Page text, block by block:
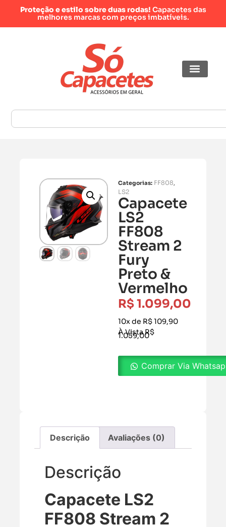
Proteção e estilo sobre duas rodas! Capacetes das
melhores marcas com preços imbatíveis.
Categorias: FF808,
LS2
Capacete
LS2
FF808
Stream 2
Fury
Preto &
Vermelho
R$1.099,00
10x de R$ 109,90
À Vista R$
1.059,00
Comprar Via
Descrição Avaliações (0)
Descrição
Capacete LS2
FF808 Stream 2